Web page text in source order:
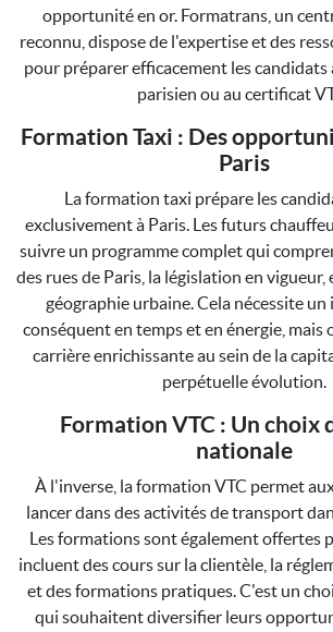
opportunité en or. Formatrans, un
reconnu, dispose de l'expertise et des
pour préparer efficacement les candidats
parisien ou au certificat
Formation Taxi : Des
Paris
La formation taxi prépare les
exclusivement à Paris. Les futurs
suivre un programme complet qui
des rues de Paris, la législation en vigueur,
géographie urbaine. Cela nécessite
conséquent en temps et en énergie, mais
carrière enrichissante au sein de la
perpétuelle évolution.
Formation VTC : Un choix
nationale
À l'inverse, la formation VTC permet
lancer dans des activités de transport
Les formations sont également offertes
incluent des cours sur la clientèle, la
et des formations pratiques. C'est un
qui souhaitent diversifier leurs